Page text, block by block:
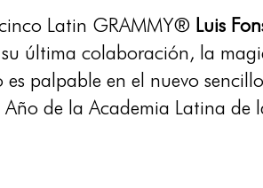
Latin GRAMMY® Luis
última colaboración, la
palpable en el nuevo
de la Academia Latina de